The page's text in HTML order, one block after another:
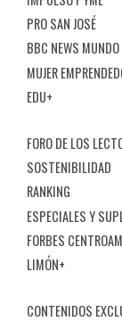
PRO SAN JOSÉ
BBC NEWS MUNDO
MUJER
EDU+
FORO DE LOS
SOSTENIBILIDAD
RANKING
ESPECIALES Y
FORBES
LIMÓN+
CONTENIDOS